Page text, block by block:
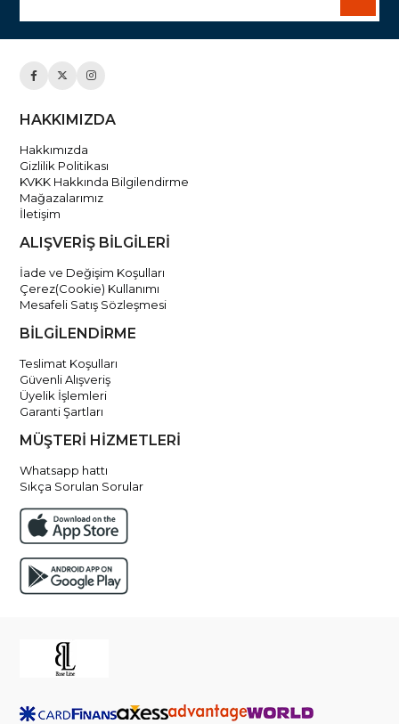
HAKKIMIZDA
Hakkımızda
Gizlilik Politikası
KVKK Hakkında Bilgilendirme
Mağazalarımız
İletişim
ALIŞVERİŞ BİLGİLERİ
İade ve Değişim Koşulları
Çerez(Cookie) Kullanımı
Mesafeli Satış Sözleşmesi
BİLGİLENDİRME
Teslimat Koşulları
Güvenli Alışveriş
Üyelik İşlemleri
Garanti Şartları
MÜŞTERİ HİZMETLERİ
Whatsapp hattı
Sıkça Sorulan Sorular